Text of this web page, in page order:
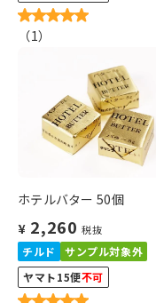
（1）
ホテルバター 50個
¥ 2,260 税抜
チルド
サンプル対象外
ヤマト15便不可